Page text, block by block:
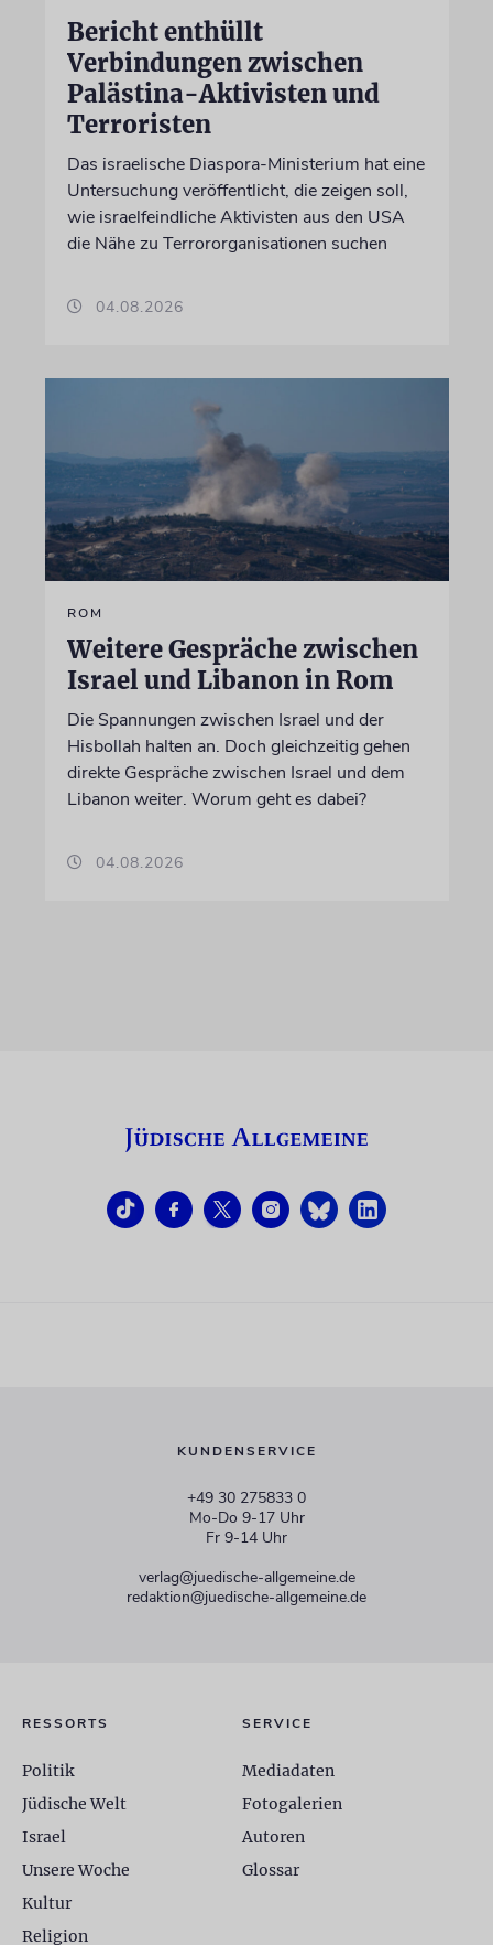
Bericht enthüllt
Verbindungen zwischen
Palästina-Aktivisten und
Terroristen
Das israelische Diaspora-Ministerium hat eine
Untersuchung veröffentlicht, die zeigen soll,
wie israelfeindliche Aktivisten aus den USA
die Nähe zu Terrororganisationen suchen
04.08.2026
ROM
Weitere Gespräche zwischen
Israel und Libanon in Rom
Die Spannungen zwischen Israel und der
Hisbollah halten an. Doch gleichzeitig gehen
direkte Gespräche zwischen Israel und dem
Libanon weiter. Worum geht es dabei?
04.08.2026
KUNDENSERVICE
+49 30 275833 0
Mo-Do 9-17 Uhr
Fr 9-14 Uhr
verlag@juedische-allgemeine.de
redaktion@juedische-allgemeine.de
RESSORTS
Politik
Jüdische Welt
Israel
Unsere Woche
Kultur
Religion
SERVICE
Mediadaten
Fotogalerien
Autoren
Glossar